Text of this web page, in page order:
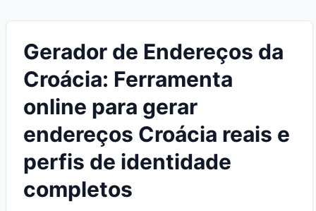
Gerador de Endereços da
Croácia: Ferramenta
online para gerar
endereços Croácia reais e
perfis de identidade
completos